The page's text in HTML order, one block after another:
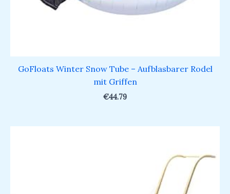
GoFloats Winter Snow Tube – Aufblasbarer Rodel
mit Griffen
€44.79